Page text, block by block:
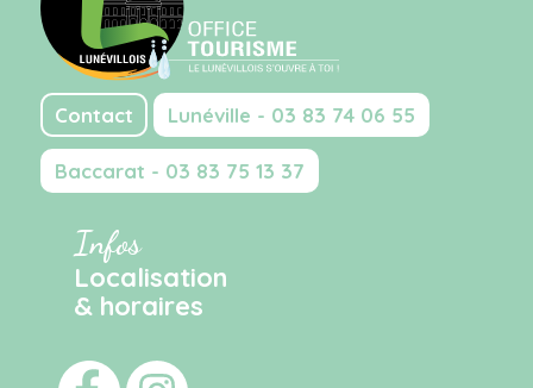
Contact Lunéville - 03 83 74 06 55
Baccarat - 03 83 75 13 37
Infos
Localisation
& horaires